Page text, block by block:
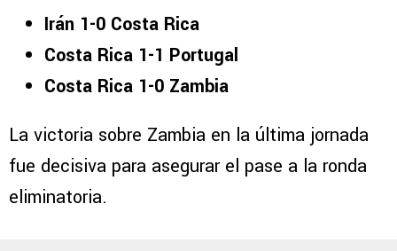
Irán 1-0 Costa Rica
Costa Rica 1-1 Portugal
Costa Rica 1-0 Zambia
La victoria sobre Zambia en la última jornada
fue decisiva para asegurar el pase a la ronda
eliminatoria.